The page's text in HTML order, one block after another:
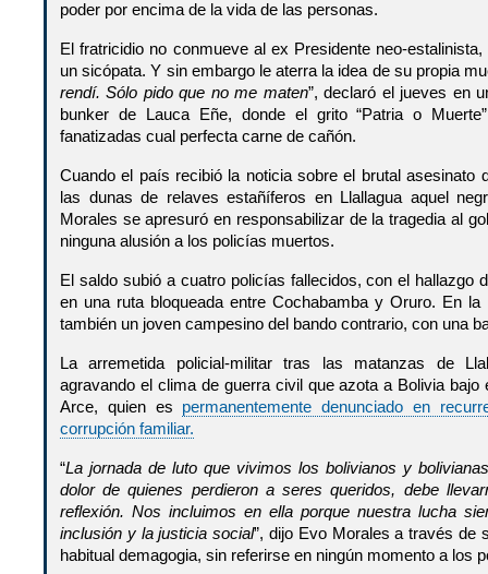
poder por encima de la vida de las personas.
El fratricidio no conmueve al ex Presidente neo-
un sicópata. Y sin embargo le aterra la idea de su propia
rendí. Sólo pido que no me maten”, declaró el jueves en
bunker de Lauca Eñe, donde el grito “Patria o
fanatizadas cual perfecta carne de cañón.
Cuando el país recibió la noticia sobre el brutal asesinato
las dunas de relaves estañíferos en Llallagua aquel
Morales se apresuró en responsabilizar de la tragedia al
ninguna alusión a los policías muertos.
El saldo subió a cuatro policías fallecidos, con el hallazgo
en una ruta bloqueada entre Cochabamba y Oruro. En
también un joven campesino del bando contrario, con una
La arremetida policial-militar tras las matanzas de
agravando el clima de guerra civil que azota a Bolivia bajo
Arce, quien es permanentemente denunciado en
corrupción familiar.
“La jornada de luto que vivimos los bolivianos y
dolor de quienes perdieron a seres queridos, debe
reflexión. Nos incluimos en ella porque nuestra lucha
inclusión y la justicia social”, dijo Evo Morales a través de
habitual demagogia, sin referirse en ningún momento a los